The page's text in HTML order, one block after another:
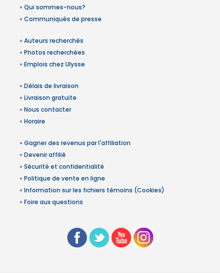
» Qui sommes-nous?
» Communiqués de presse
» Auteurs recherchés
» Photos recherchées
» Emplois chez Ulysse
» Délais de livraison
» Livraison gratuite
» Nous contacter
» Horaire
» Gagner des revenus par l'affiliation
» Devenir affilié
» Sécurité et confidentialité
» Politique de vente en ligne
» Information sur les fichiers témoins (Cookies)
» Foire aux questions